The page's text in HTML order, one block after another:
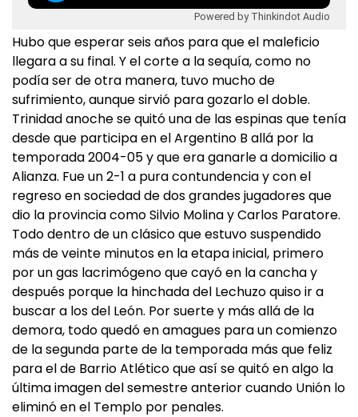
Powered by Thinkindot Audio
Hubo que esperar seis años para que el maleficio
llegara a su final. Y el corte a la sequía, como no
podía ser de otra manera, tuvo mucho de
sufrimiento, aunque sirvió para gozarlo el doble.
Trinidad anoche se quitó una de las espinas que tenía
desde que participa en el Argentino B allá por la
temporada 2004-05 y que era ganarle a domicilio a
Alianza. Fue un 2-1 a pura contundencia y con el
regreso en sociedad de dos grandes jugadores que
dio la provincia como Silvio Molina y Carlos Paratore.
Todo dentro de un clásico que estuvo suspendido
más de veinte minutos en la etapa inicial, primero
por un gas lacrimógeno que cayó en la cancha y
después porque la hinchada del Lechuzo quiso ir a
buscar a los del León. Por suerte y más allá de la
demora, todo quedó en amagues para un comienzo
de la segunda parte de la temporada más que feliz
para el de Barrio Atlético que así se quitó en algo la
última imagen del semestre anterior cuando Unión lo
eliminó en el Templo por penales.